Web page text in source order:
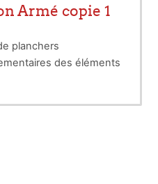
Armé copie 1
planchers
des éléments